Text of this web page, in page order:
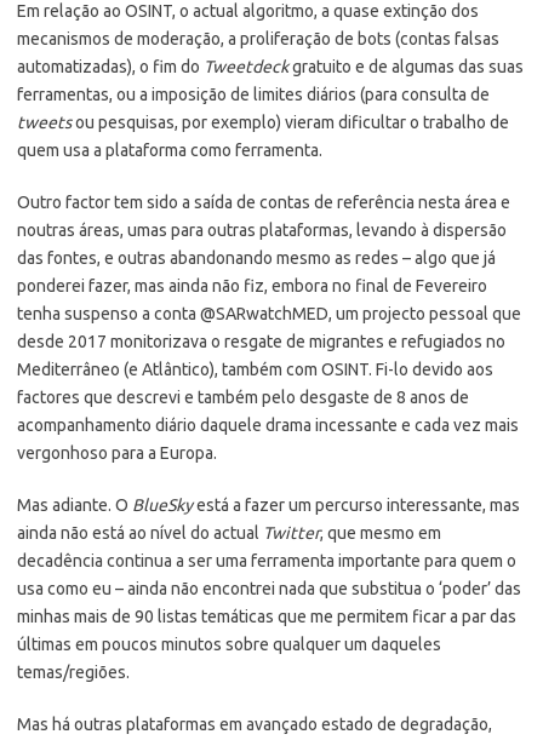
Em relação ao OSINT, o actual algoritmo, a quase extinção dos
mecanismos de moderação, a proliferação de bots (contas falsas
automatizadas), o fim do Tweetdeckgratuito e de algumas das suas
ferramentas, ou a imposição de limites diários (para consulta de
tweetsou pesquisas, por exemplo) vieram dificultar o trabalho de
quem usa a plataforma como ferramenta.
Outro factor tem sido a saída de contas de referência nesta área e
noutras áreas, umas para outras plataformas, levando à dispersão
das fontes, e outras abandonando mesmo as redes – algo que já
ponderei fazer, mas ainda não fiz, embora no final de Fevereiro
tenha suspenso a conta @SARwatchMED, um projecto pessoal que
desde 2017 monitorizava o resgate de migrantes e refugiados no
Mediterrâneo (e Atlântico), também com OSINT. Fi-lo devido aos
factores que descrevi e também pelo desgaste de 8 anos de
acompanhamento diário daquele drama incessante e cada vez mais
vergonhoso para a Europa.
Mas adiante. O BlueSkyestá a fazer um percurso interessante, mas
ainda não está ao nível do actual Twitter, que mesmo em
decadência continua a ser uma ferramenta importante para quem o
usa como eu – ainda não encontrei nada que substitua o ‘poder’ das
minhas mais de 90 listas temáticas que me permitem ficar a par das
últimas em poucos minutos sobre qualquer um daqueles
temas/regiões.
Mas há outras plataformas em avançado estado de degradação,